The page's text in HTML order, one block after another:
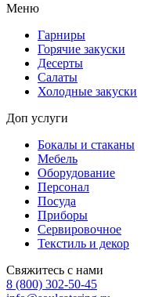
Меню
Гарниры
Горячие закуски
Десерты
Салаты
Холодные закуски
Доп услуги
Бокалы и стаканы
Мебель
Оборудование
Персонал
Посуда
Приборы
Сервировочное
Текстиль и декор
Свяжитесь с нами
8 (800) 302-50-45